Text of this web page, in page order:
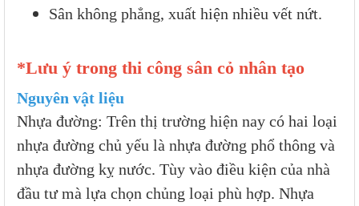
Sân không phẳng, xuất hiện nhiều vết nứt.
*Lưu ý trong thi công sân cỏ nhân tạo
Nguyên vật liệu
Nhựa đường: Trên thị trường hiện nay có hai loại
nhựa đường chủ yếu là nhựa đường phổ thông và
nhựa đường kỵ nước. Tùy vào điều kiện của nhà
đầu tư mà lựa chọn chủng loại phù hợp. Nhựa